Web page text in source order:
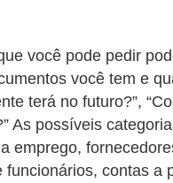
você pode pedir
você tem e
terá no futuro?”,
As possíveis
emprego,
funcionários, contas a